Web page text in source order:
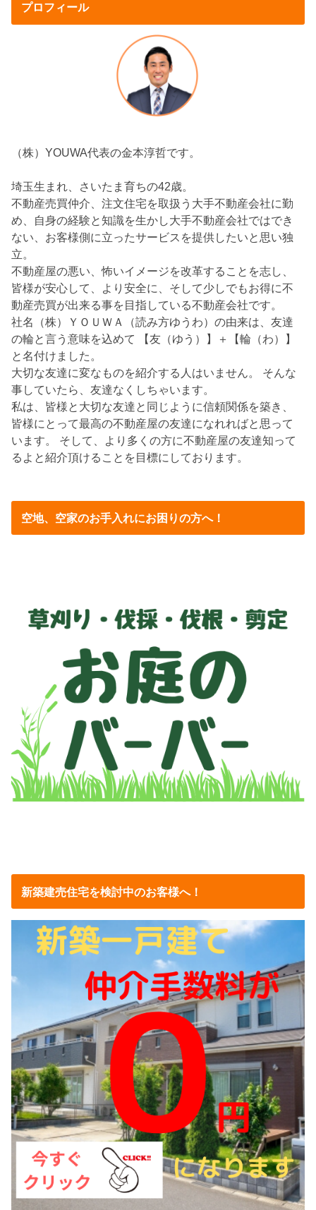
プロフィール
（株）YOUWA代表の金本淳哲です。
埼玉生まれ、さいたま育ちの42歳。
不動産売買仲介、注文住宅を取扱う大手不動産会社に勤
め、自身の経験と知識を生かし大手不動産会社ではでき
ない、お客様側に立ったサービスを提供したいと思い独
立。
不動産屋の悪い、怖いイメージを改革することを志し、
皆様が安心して、より安全に、そして少しでもお得に不
動産売買が出来る事を目指している不動産会社です。
社名（株）ＹＯＵＷＡ（読み方ゆうわ）の由来は、友達
の輪と言う意味を込めて 【友（ゆう）】＋【輪（わ）】
と名付けました。
大切な友達に変なものを紹介する人はいません。 そんな
事していたら、友達なくしちゃいます。
私は、皆様と大切な友達と同じように信頼関係を築き、
皆様にとって最高の不動産屋の友達になれればと思って
います。 そして、より多くの方に不動産屋の友達知って
るよと紹介頂けることを目標にしております。
空地、空家のお手入れにお困りの方へ！
新築建売住宅を検討中のお客様へ！